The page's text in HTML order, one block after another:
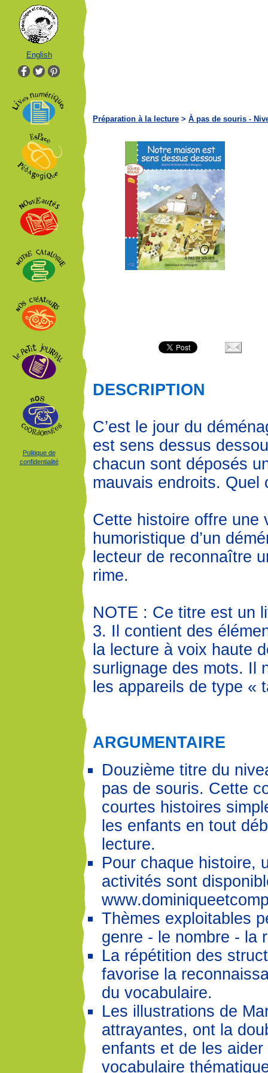
English
Politique de
confidentialité
Préparation à la lecture > À pas de souris -
DESCRIPTION
C’est le jour du
est sens dessus
chacun sont déposés
mauvais endroits. Quel
Cette histoire offre une
humoristique d’un
lecteur de reconnaître
rime.
NOTE : Ce titre est un
3. Il contient des
la lecture à voix haute
surlignage des mots. Il
les appareils de type «
ARGUMENTAIRE
Douzième titre du
pas de souris. Cette
courtes histoires
les enfants en tout
lecture.
Pour chaque histoire,
activités sont
Thèmes exploitables
genre - le nombre - la
La répétition des
favorise la
du vocabulaire.
Les illustrations de
attrayantes, ont la
enfants et de les
vocabulaire